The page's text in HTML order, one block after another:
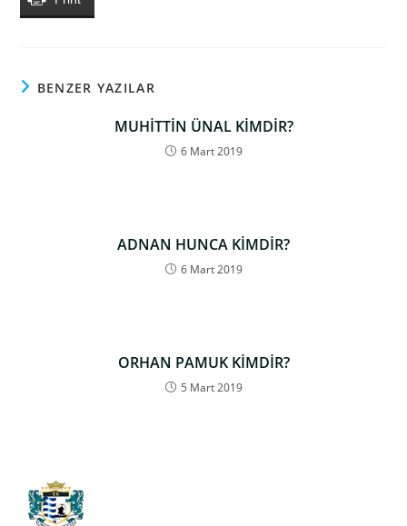
BENZER YAZILAR
MUHİTTİN ÜNAL KİMDİR?
6 Mart 2019
ADNAN HUNCA KİMDİR?
6 Mart 2019
ORHAN PAMUK KİMDİR?
5 Mart 2019